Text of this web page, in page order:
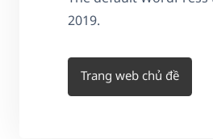
2019.
Trang web chủ đề